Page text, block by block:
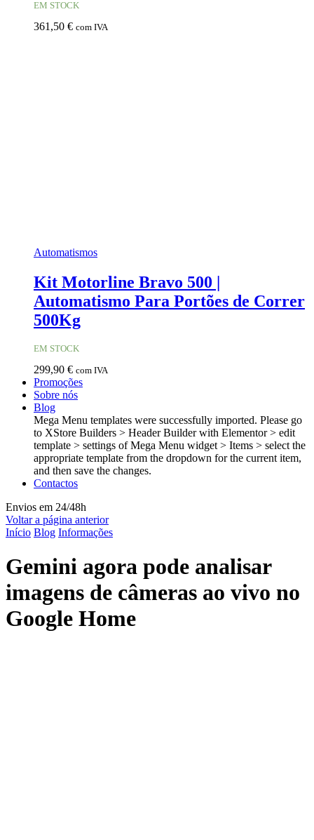
EM STOCK
361,50 € com IVA
Automatismos
Kit Motorline Bravo 500 |
Automatismo Para Portões de Correr
500Kg
EM STOCK
299,90 € com IVA
Promoções
Sobre nós
Blog
Mega Menu templates were successfully imported. Please go
to XStore Builders > Header Builder with Elementor > edit
template > settings of Mega Menu widget > Items > select the
appropriate template from the dropdown for the current item,
and then save the changes.
Contactos
Envios em 24/48h
Voltar a página anterior
Início Blog Informações
Gemini agora pode analisar
imagens de câmeras ao vivo no
Google Home